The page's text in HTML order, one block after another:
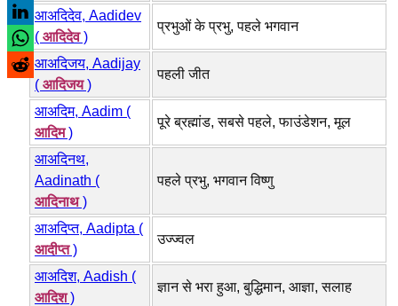
आअदिदेव, Aadidev
( आदिदेव)
प्रभुओं के प्रभु, पहले भगवान
आअदिजय, Aadijay
( आदिजय)
पहली जीत
आअदिम, Aadim (
आदिम)
पूरे ब्रह्मांड, सबसे पहले, फाउंडेशन, मूल
आअदिनथ,
Aadinath (
आदिनाथ)
पहले प्रभु, भगवान विष्णु
आअदिप्त, Aadipta (
आदीप्त)
उज्ज्वल
आअदिश, Aadish (
आदिश)
ज्ञान से भरा हुआ, बुद्धिमान, आज्ञा, सलाह